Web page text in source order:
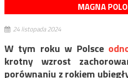
MAGNA
24 listopada 2024
W tym roku w Polsce
krotny wzrost
porównaniu z rokiem